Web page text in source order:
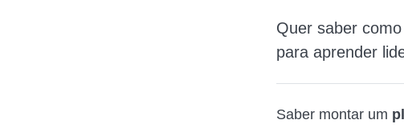
Quer saber
para aprender
Saber montar um